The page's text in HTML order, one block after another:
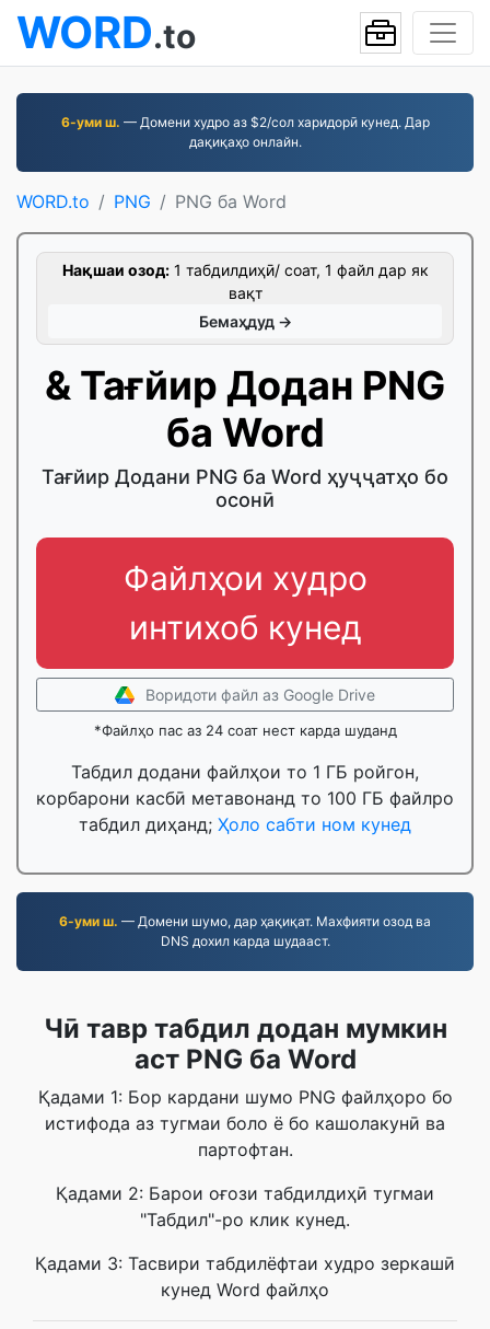
WORD.to
6-уми ш. — Домени худро аз $2/сол харидорӣ кунед. Дар
дақиқаҳо онлайн.
WORD.to PNG PNG ба Word
Нақшаи озод:1 табдилдиҳӣ/ соат, 1 файл дар як
вақт
Бемаҳдуд →
& Тағйир Додан PNG
ба Word
Тағйир Додани PNG ба Word ҳуҷҷатҳо бо
осонӣ
Файлҳои худро
интихоб кунед
Воридоти файл аз Google Drive
*Файлҳо пас аз 24 соат нест карда шуданд
Табдил додани файлҳои то 1 ГБ ройгон,
корбарони касбӣ метавонанд то 100 ГБ файлро
табдил диҳанд; Ҳоло сабти ном кунед
6-уми ш. — Домени шумо, дар ҳақиқат. Махфияти озод ва
DNS дохил карда шудааст.
Чӣ тавр табдил додан мумкин
аст PNG ба Word
Қадами 1: Бор кардани шумо PNG файлҳоро бо
истифода аз тугмаи боло ё бо кашолакунӣ ва
партофтан.
Қадами 2: Барои оғози табдилдиҳӣ тугмаи
"Табдил"-ро клик кунед.
Қадами 3: Тасвири табдилёфтаи худро зеркашӣ
кунед Word файлҳо